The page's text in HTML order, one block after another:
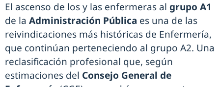
El ascenso de los y las enfermeras al grupo A1
de la Administración Pública es una de las
reivindicaciones más históricas de Enfermería,
que continúan perteneciendo al grupo A2. Una
reclasificación profesional que, según
estimaciones del Consejo General de